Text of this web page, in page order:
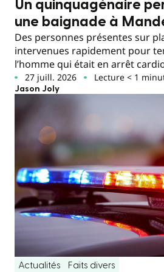
Un quinquagénaire
une baignade à
Des personnes présentes sur
intervenues rapidement pour
l’homme qui était en arrêt
27 juill. 2026 Lecture < 1
Jason Joly
Actualités Faits divers